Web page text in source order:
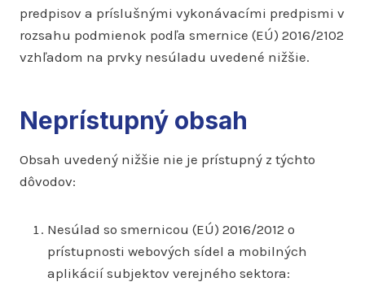
predpisov a príslušnými vykonávacími predpismi v
rozsahu podmienok podľa smernice (EÚ) 2016/2102
vzhľadom na prvky nesúladu uvedené nižšie.
Neprístupný obsah
Obsah uvedený nižšie nie je prístupný z týchto
dôvodov:
Nesúlad so smernicou (EÚ) 2016/2012 o
prístupnosti webových sídel a mobilných
aplikácií subjektov verejného sektora: